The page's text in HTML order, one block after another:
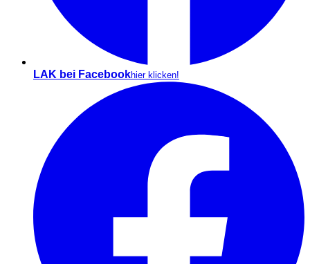
LAK bei Facebookhier klicken!